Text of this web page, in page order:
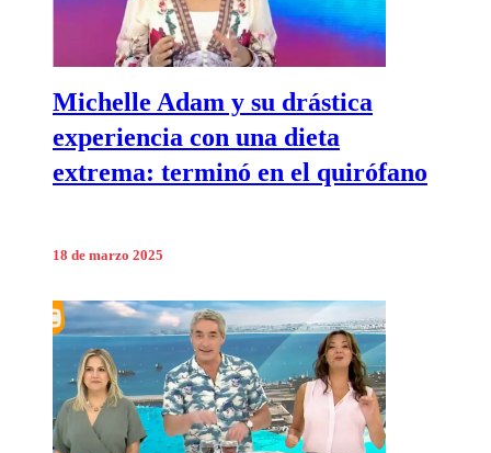
Michelle Adam y su drástica
experiencia con una dieta
extrema: terminó en el quirófano
18 de marzo 2025